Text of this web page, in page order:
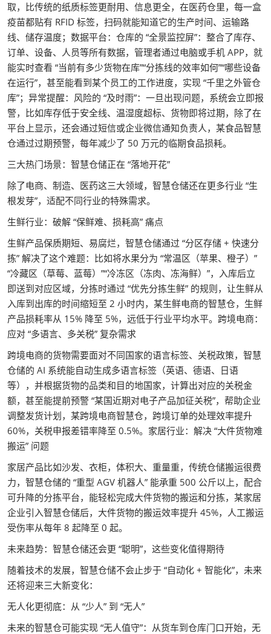
取，比传统的纸质标签更耐用、信息更全，在医药仓里，每一盒
疫苗都贴有 RFID 标签，扫码就能知道它的生产时间、运输路
线、储存温度；数据平台：仓库的 “全景监控屏”：整合了库存、
订单、设备、人员等所有数据，管理者通过电脑或手机 APP，就
能实时查看 “当前有多少货物在库”“分拣线的效率如何”“哪些设备
在运行”，甚至能看到某个员工的工作进度，实现 “千里之外管仓
库”；异常提醒：风险的 “及时雨”：一旦出现问题，系统会立即报
警，比如库存低于安全线、温湿度超标、货物即将过期，除了在
平台上显示，还会通过短信或企业微信通知负责人，某食品智慧
仓通过过期预警，每年减少了 50 万元的临期食品损耗。
三大热门场景：智慧仓储正在 “落地开花”
除了电商、制造、医药这三大领域，智慧仓储还在更多行业 “生
根发芽”，适配不同行业的特殊需求。
生鲜行业：破解 “保鲜难、损耗高” 痛点
生鲜产品保质期短、易腐烂，智慧仓储通过 “分区存储 + 快速分
拣” 解决了这个难题：比如将水果分为 “常温区（苹果、橙子）”
“冷藏区（草莓、蓝莓）”“冷冻区（冻肉、冻海鲜）”，入库后立
即送到对应区域，分拣时通过 “优先分拣生鲜” 的规则，让生鲜从
入库到出库的时间缩短至 2 小时内，某生鲜电商的智慧仓，生鲜
产品损耗率从 15% 降至 5%，远低于行业平均水平。跨境电商：
应对 “多语言、多关税” 复杂需求
跨境电商的货物需要面对不同国家的语言标签、关税政策，智慧
仓储的 AI 系统能自动生成多语言标签（英语、德语、日语
等），并根据货物的品类和目的地国家，计算出对应的关税金
额，甚至能提前预警 “某国近期对电子产品加征关税”，帮助企业
调整发货计划，某跨境电商智慧仓，跨境订单的处理效率提升
60%，关税申报差错率降至 0.5%。家居行业：解决 “大件货物难
搬运” 问题
家居产品比如沙发、衣柜，体积大、重量重，传统仓储搬运很费
力，智慧仓储的 “重型 AGV 机器人” 能承重 500 公斤以上，配合
可升降的分拣平台，能轻松完成大件货物的搬运和分拣，某家居
企业引入智慧仓储后，大件货物的搬运效率提升 45%，人工搬运
受伤率从每年 8 起降至 0 起。
未来趋势：智慧仓储还会更 “聪明”，这些变化值得期待
随着技术的发展，智慧仓储不会止步于 “自动化 + 智能化”，未来
还将迎来三大新变化：
无人化更彻底：从 “少人” 到 “无人”
未来的智慧仓可能实现 “无人值守”：从货车到仓库门口开始，无